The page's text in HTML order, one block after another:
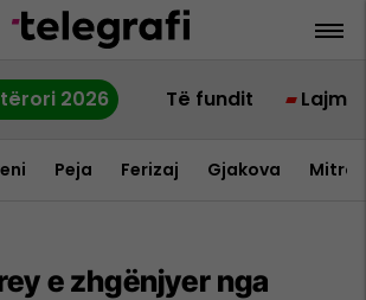
2026 Të fundit Lajme
Peja Ferizaj Gjakova
e zhgënjyer nga